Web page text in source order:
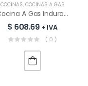
COCINAS, COCINAS A GAS
Cocina A Gas Indurama Mónaco Zafiro | Croma
$ 608.69 + IVA
( 0 )